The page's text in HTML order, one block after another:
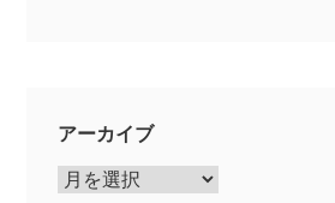
アーカイブ
ア